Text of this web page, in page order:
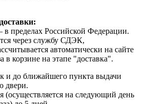
в пределах Российской Федерации.
через службу СДЭК,
автоматически на сайте
в корзине на этапе "доставка".
и до ближайшего пункта выдачи
двери.
(осуществляется на следующий день